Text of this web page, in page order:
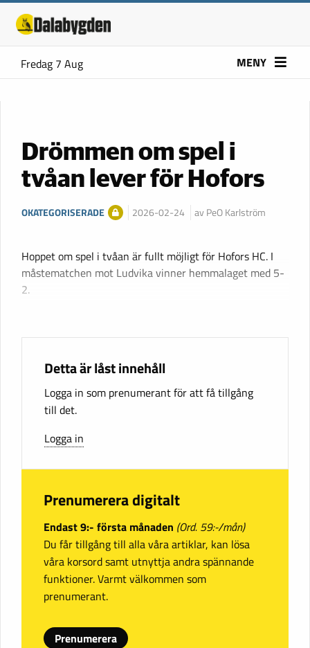
Fredag 7 Aug MENY
Drömmen om spel i
tvåan lever för Hofors
OKATEGORISERADE 2026-02-24 av PeO Karlström
Hoppet om spel i tvåan är fullt möjligt för Hofors HC. I
måstematchen mot Ludvika vinner hemmalaget med 5-
2.
Detta är låst innehåll
Logga in som prenumerant för att få tillgång
till det.
Logga in
Prenumerera digitalt
Endast 9:- första månaden (Ord. 59:-/mån)
Du får tillgång till alla våra artiklar, kan lösa
våra korsord samt utnyttja andra spännande
funktioner. Varmt välkommen som
prenumerant.
Prenumerera